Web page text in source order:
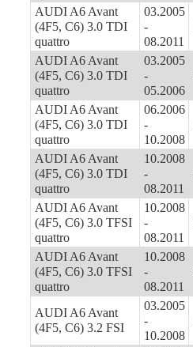
AUDI A6 Avant
(4F5, C6) 3.0 TDI
quattro
03.2005
-
08.2011
AUDI A6 Avant
(4F5, C6) 3.0 TDI
quattro
03.2005
-
05.2006
AUDI A6 Avant
(4F5, C6) 3.0 TDI
quattro
06.2006
-
10.2008
AUDI A6 Avant
(4F5, C6) 3.0 TDI
quattro
10.2008
-
08.2011
AUDI A6 Avant
(4F5, C6) 3.0 TFSI
quattro
10.2008
-
08.2011
AUDI A6 Avant
(4F5, C6) 3.0 TFSI
quattro
10.2008
-
08.2011
AUDI A6 Avant
(4F5, C6) 3.2 FSI
03.2005
-
10.2008